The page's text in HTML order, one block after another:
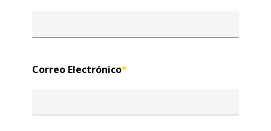
Correo Electrónico*